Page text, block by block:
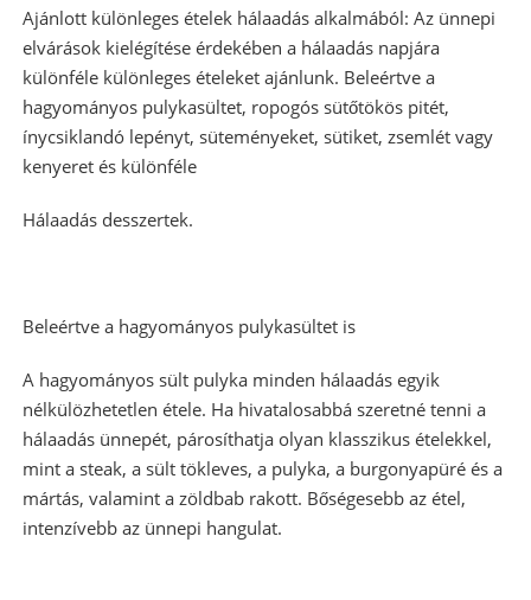
Ajánlott különleges ételek hálaadás alkalmából: Az ünnepi
elvárások kielégítése érdekében a hálaadás napjára
különféle különleges ételeket ajánlunk. Beleértve a
hagyományos pulykasültet, ropogós sütőtökös pitét,
ínycsiklandó lepényt, süteményeket, sütiket, zsemlét vagy
kenyeret és különféle
Hálaadás desszertek.
Beleértve a hagyományos pulykasültet is
A hagyományos sült pulyka minden hálaadás egyik
nélkülözhetetlen étele. Ha hivatalosabbá szeretné tenni a
hálaadás ünnepét, párosíthatja olyan klasszikus ételekkel,
mint a steak, a sült tökleves, a pulyka, a burgonyapüré és a
mártás, valamint a zöldbab rakott. Bőségesebb az étel,
intenzívebb az ünnepi hangulat.